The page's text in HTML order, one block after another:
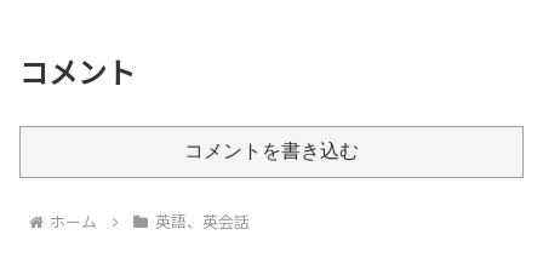
コメント
コメントを書き込む
ホーム 英語、英会話